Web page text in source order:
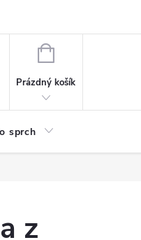
NÁKUPNÍ
Prázdný košík
sprch
z